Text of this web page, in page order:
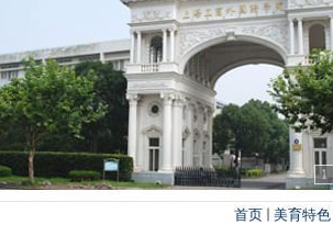
1
首页 美育特色